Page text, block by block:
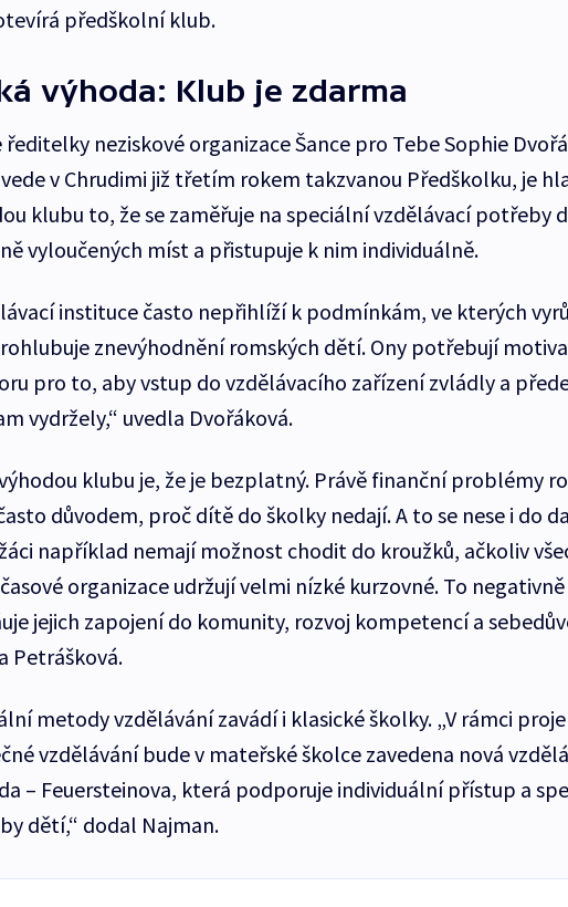
předškolní klub.
výhoda: Klub je zdarma
ředitelky neziskové organizace Šance pro Tebe Sophie
v Chrudimi již třetím rokem takzvanou Předškolku, je
klubu to, že se zaměřuje na speciální vzdělávací potřeby
vyloučených míst a přistupuje k nim individuálně.
instituce často nepřihlíží k podmínkám, ve kterých
znevýhodnění romských dětí. Ony potřebují
pro to, aby vstup do vzdělávacího zařízení zvládly a
vydržely,“ uvedla Dvořáková.
klubu je, že je bezplatný. Právě finanční problémy
důvodem, proč dítě do školky nedají. A to se nese i do
například nemají možnost chodit do kroužků, ačkoliv
organizace udržují velmi nízké kurzovné. To negativně
jejich zapojení do komunity, rozvoj kompetencí a
Petrášková.
metody vzdělávání zavádí i klasické školky. „V rámci
vzdělávání bude v mateřské školce zavedena nová
– Feuersteinova, která podporuje individuální přístup a
dětí,“ dodal Najman.